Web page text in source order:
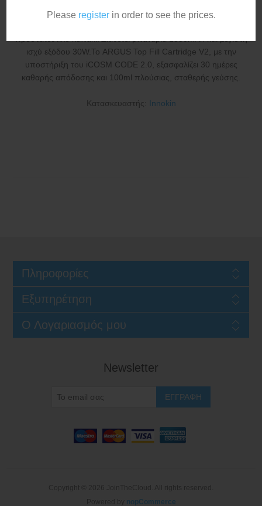
Please registerin order to see the prices.
ισχύ εξόδου 30W.Το ARGUS Top Fill Cartridge V2, με την
υποστήριξη του iCOSM CODE 2.0, εξασφαλίζει 30 ημέρες
καθαρής απόδοσης και 100ml πλούσιας, σταθερής γεύσης.
Κατασκευαστής: Innokin
Πληροφορίες
Εξυπηρέτηση
Ο Λογαριασμός μου
Newsletter
nopCommerce